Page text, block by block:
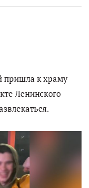
пришла к храму
Ленинского